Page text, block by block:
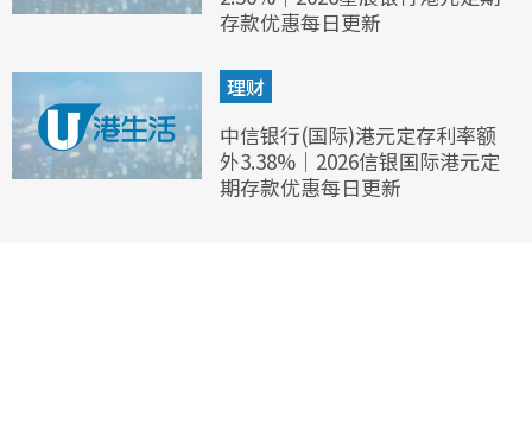
存款优惠每日更新
理财
中信银行(国际)港元定存利率额
外3.38%｜2026信银国际港元定
期存款优惠每日更新